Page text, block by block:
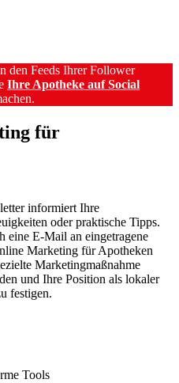
den Feeds Ihrer Follower
Ihre Apotheke auf Social
für
informiert Ihre
oder praktische Tipps.
eine E-Mail an eingetragene
Marketing für Apotheken
Marketingmaßnahme
und Ihre Position als lokaler
festigen.
Tools